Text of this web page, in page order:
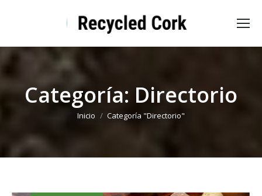
Categoría: Directorio
Estás aquí:
Inicio Categoría "Directorio"